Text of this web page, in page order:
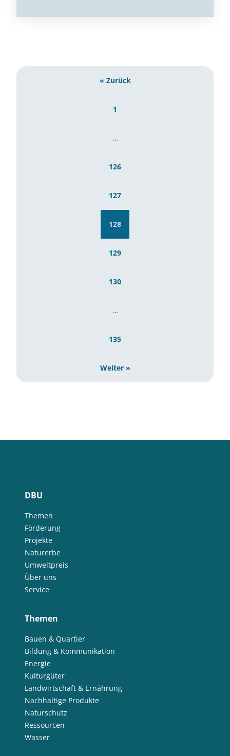
« Zurück
1
…
126
127
128
129
130
…
135
Weiter »
DBU
Themen
Förderung
Projekte
Naturerbe
Umweltpreis
Über uns
Service
Themen
Bauen & Quartier
Bildung & Kommunikation
Energie
Kulturgüter
Landwirtschaft & Ernährung
Nachhaltige Produkte
Naturschutz
Ressourcen
Wasser